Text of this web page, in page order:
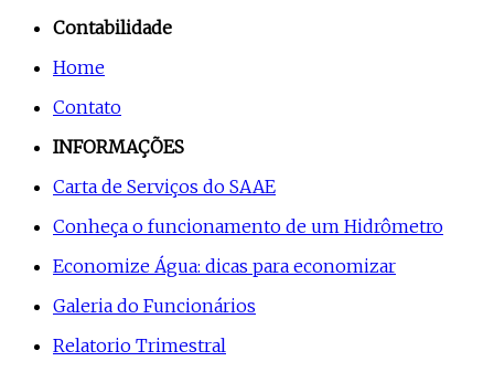
Contabilidade
Home
Contato
INFORMAÇÕES
Carta de Serviços do SAAE
Conheça o funcionamento de um Hidrômetro
Economize Água: dicas para economizar
Galeria do Funcionários
Relatorio Trimestral